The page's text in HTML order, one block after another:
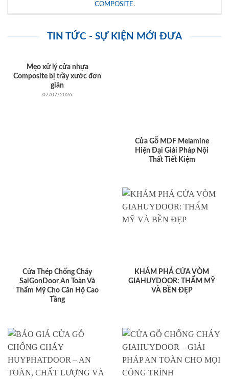
COMPOSITE .
TIN TỨC - SỰ KIỆN MỚI ĐƯA
Mẹo xử lý cửa nhựa
Composite bị trầy xước đơn
giản
07/07/2026
Cửa Gỗ MDF Melamine
Hiện Đại Giải Pháp Nội
Thất Tiết Kiệm
Cửa Thép Chống Cháy
SaiGonDoor An Toàn Và
Thẩm Mỹ Cho Căn Hộ Cao
Tầng
KHÁM PHÁ CỬA VÒM
GIAHUYDOOR: THẨM MỸ
VÀ BỀN ĐẸP